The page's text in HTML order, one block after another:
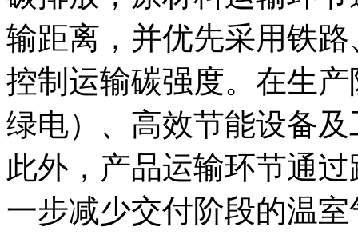
输距离，并优先采用铁
控制运输碳强度。在生
绿电）、高效节能设备
此外，产品运输环节通
一步减少交付阶段的温